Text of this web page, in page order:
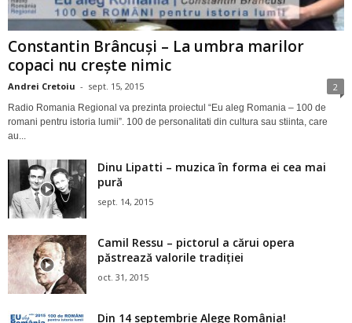
Constantin Brâncuși – La umbra marilor
copaci nu crește nimic
Andrei Cretoiu - sept. 15, 2015 2
Radio Romania Regional va prezinta proiectul “Eu aleg Romania – 100 de
romani pentru istoria lumii”. 100 de personalitati din cultura sau stiinta, care
au...
Dinu Lipatti – muzica în forma ei cea mai
pură
sept. 14, 2015
Camil Ressu – pictorul a cărui opera
păstrează valorile tradiţiei
oct. 31, 2015
Din 14 septembrie Alege România!